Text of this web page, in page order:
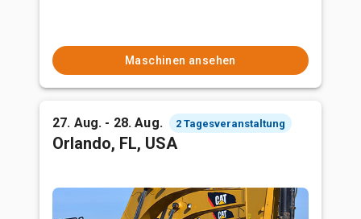
Maschinen ansehen
27. Aug. - 28. Aug. 2 Tagesveranstaltung
Orlando, FL, USA